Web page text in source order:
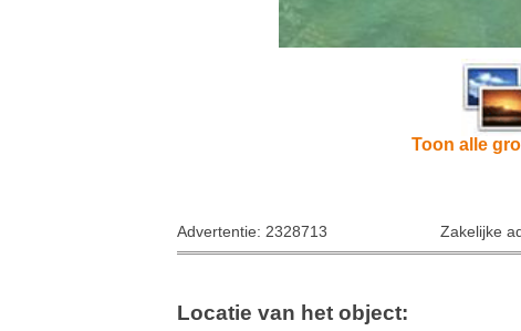
Toon alle
Advertentie: 2328713 Zakelijke
Locatie van het object: